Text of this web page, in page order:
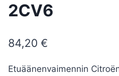
2CV6
84,20 €
Etuäänenvaimennin